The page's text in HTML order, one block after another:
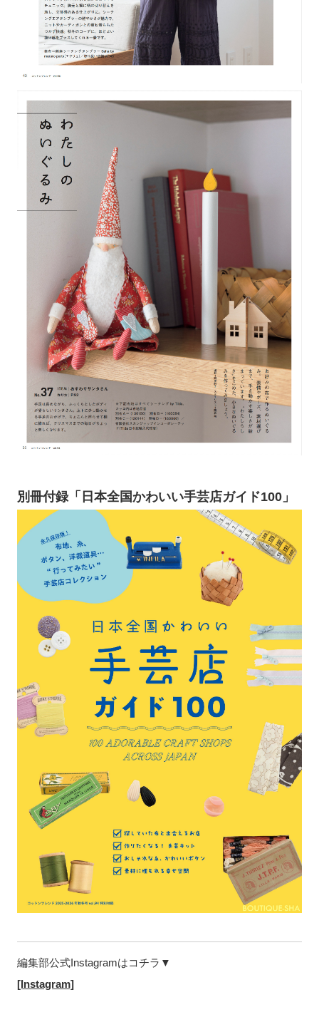
別冊付録「日本全国かわいい手芸店ガイド100」
編集部公式Instagramはコチラ▼
[Instagram]